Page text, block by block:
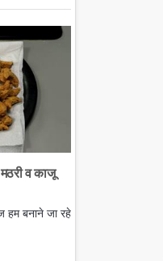
व काजू
हम बनाने जा रहे